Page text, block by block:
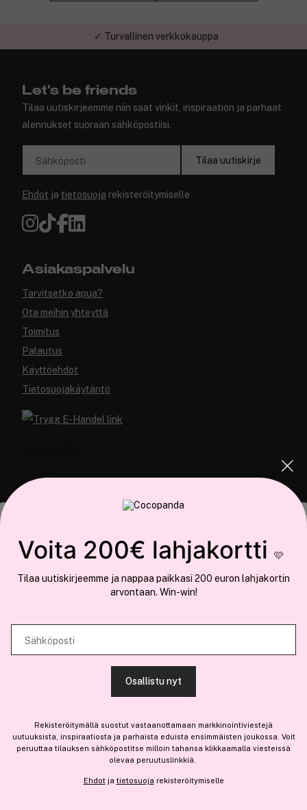
Tämä sivusto käyttää evästeitä
Käytämme evästeitä tarjoamamme sisällön ja mainosten
räätälöimiseen, sosiaalisen median ominaisuuksien tukemiseen ja
käytät sivustoamme. Kumppanimme voivat yhdistää näitä tietoja muihin
✓ Turvallinen verkkokauppa
Let's be friends
Tilaa uutiskirjeemme niin saat vinkit, inspiraation ja parhaat
alennukset suoraan sähköpostiisi.
Sähköposti Tilaa uutiskirje
Ehdot ja tietosuoja rekisteröitymiselle
Asiakaspalvelu
Tarvitsetko apua?
Ota meihin yhteyttä
Toimitus
Palautus
Käyttöehdot
Tietosuojakäytäntö
Meistä
Jos haluat henkilökohtaista neuvoa ammattitason hiustuotteista,
Voita 200€ lahjakortti 🩷
Tilaa uutiskirjeemme ja nappaa paikkasi 200 euron lahjakortin
arvontaan. Win-win!
Sähköposti
Osallistu nyt
Rekisteröitymällä suostut vastaanottamaan markkinointiviestejä
uutuuksista, inspiraatiosta ja parhaista eduista ensimmäisten joukossa. Voit
peruuttaa tilauksen sähköpostitse milloin tahansa klikkaamalla viesteissä
olevaa peruutuslinkkiä.
Ehdotja tietosuoja rekisteröitymiselle